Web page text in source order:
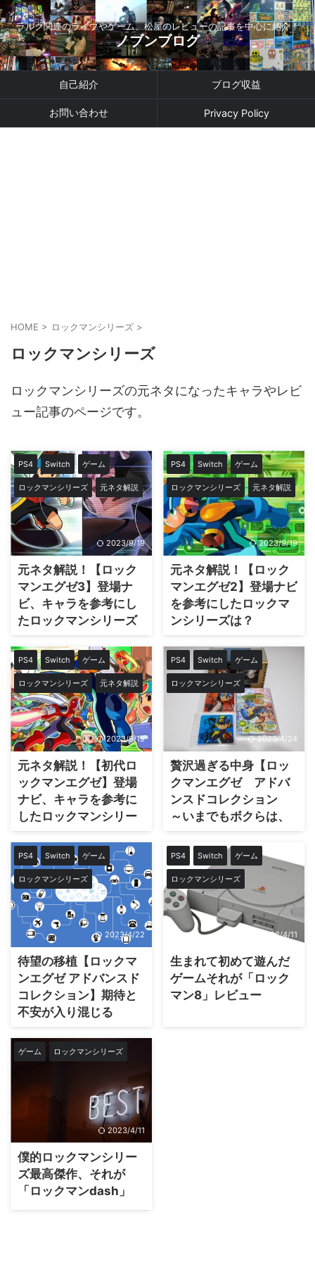
ラルク関連のライブやゲーム、松屋のレビューの記事を中心に紹介！
ノブンブログ
自己紹介 ブログ収益
お問い合わせ Privacy Policy
HOME > ロックマンシリーズ >
ロックマンシリーズ
ロックマンシリーズの元ネタになったキャラやレビ
ュー記事のページです。
PS4 Switch ゲーム
ロックマンシリーズ 元ネタ解説
2023/9/19
元ネタ解説！【ロック
マンエグゼ3】登場ナ
ビ、キャラを参考にし
たロックマンシリーズ
は？
PS4 Switch ゲーム
ロックマンシリーズ 元ネタ解説
2023/9/19
元ネタ解説！【ロック
マンエグゼ2】登場ナビ
を参考にしたロックマ
ンシリーズは？
PS4 Switch ゲーム
ロックマンシリーズ 元ネタ解説
2023/9/19
元ネタ解説！【初代ロ
ックマンエグゼ】登場
ナビ、キャラを参考に
したロックマンシリー
ズは？
PS4 Switch ゲーム
ロックマンシリーズ
2023/4/24
贅沢過ぎる中身【ロッ
クマンエグゼ アドバ
ンスドコレクション
～いまでもボクらは、
つながっている！セッ
ト～】買って良かった
～
PS4 Switch ゲーム
ロックマンシリーズ
2023/4/22
待望の移植【ロックマ
ンエグゼ アドバンスド
コレクション】期待と
不安が入り混じる
PS4 Switch ゲーム
ロックマンシリーズ
2023/4/11
生まれて初めて遊んだ
ゲームそれが「ロック
マン8」レビュー
ゲーム ロックマンシリーズ
2023/4/11
僕的ロックマンシリー
ズ最高傑作、それが
「ロックマンdash」